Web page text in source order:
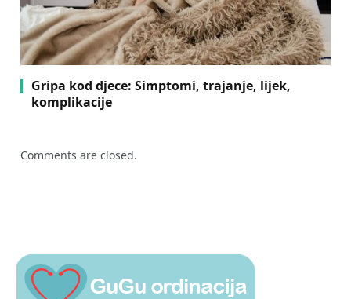
Gripa kod djece: Simptomi, trajanje, lijek,
komplikacije
Comments are closed.